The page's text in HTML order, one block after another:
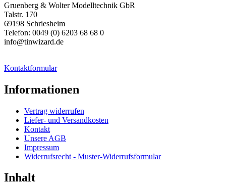
Gruenberg & Wolter Modelltechnik GbR
Talstr. 170
69198 Schriesheim
Telefon: 0049 (0) 6203 68 68 0
info@tinwizard.de
Kontaktformular
Informationen
Vertrag widerrufen
Liefer- und Versandkosten
Kontakt
Unsere AGB
Impressum
Widerrufsrecht - Muster-Widerrufsformular
Inhalt